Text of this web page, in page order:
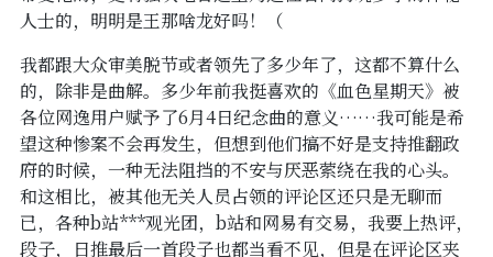
人士的，明明是王那啥龙好吗！（
我都跟大众审美脱节或者领先了多少年了，这都不算什么
的，除非是曲解。多少年前我挺喜欢的《血色星期天》被
各位网逸用户赋予了6月4日纪念曲的意义……我可能是希
望这种惨案不会再发生，但想到他们搞不好是支持推翻政
府的时候，一种无法阻挡的不安与厌恶萦绕在我的心头。
和这相比，被其他无关人员占领的评论区还只是无聊而
已，各种b站***观光团，b站和网易有交易，我要上热评，
段子，日推最后一首段子也都当看不见，但是在评论区夹